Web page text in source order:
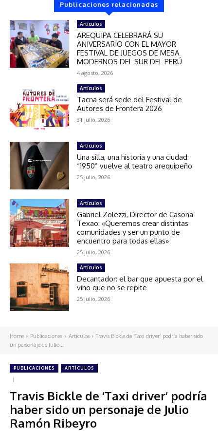
Publicaciones relacionadas
Artículos
AREQUIPA CELEBRARÁ SU
ANIVERSARIO CON EL MAYOR
FESTIVAL DE JUEGOS DE MESA
MODERNOS DEL SUR DEL PERÚ
4 agosto, 2026
Artículos
Tacna será sede del Festival de
Autores de Frontera 2026
31 julio, 2026
Artículos
Una silla, una historia y una ciudad:
“1950” vuelve al teatro arequipeño
25 julio, 2026
Artículos
Gabriel Zolezzi, Director de Casona
Texao: «Queremos crear distintas
comunidades y ser un punto de
encuentro para todas ellas»
25 julio, 2026
Artículos
Decantador: el bar que apuesta por el
vino que no se repite
25 julio, 2026